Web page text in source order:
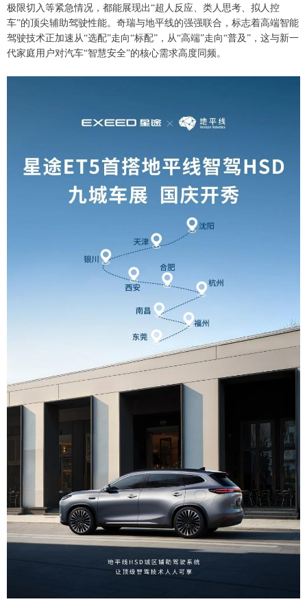
极限切入等紧急情况，都能展现出“超人反应、类人思考、拟人控
车”的顶尖辅助驾驶性能。奇瑞与地平线的强强联合，标志着高端智能
驾驶技术正加速从“选配”走向“标配”，从“高端”走向“普及”，这与新一
代家庭用户对汽车“智慧安全”的核心需求高度同频。